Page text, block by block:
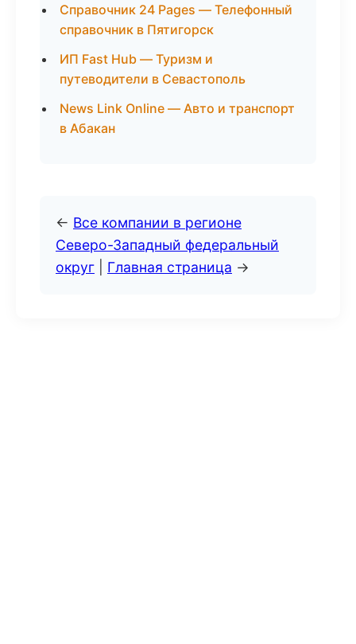
Справочник 24 Pages — Телефонный
справочник в Пятигорск
ИП Fast Hub — Туризм и
путеводители в Севастополь
News Link Online — Авто и транспорт
в Абакан
← Все компании в регионе
Северо-Западный федеральный
округ
Главная страница →